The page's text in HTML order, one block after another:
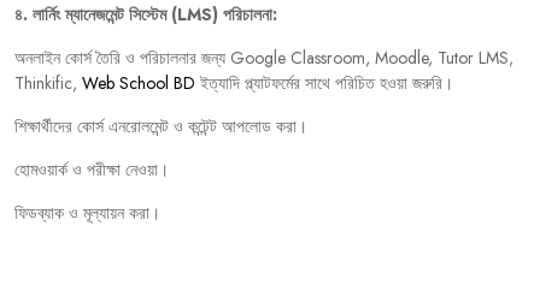
৪. লার্নিং ম্যানেজমেন্ট সিস্টেম(LMS) পরিচালনা:
অনলাইন কোর্স তৈরি ও পরিচালনার জন্য Google Classroom, Moodle, Tutor LMS,
Thinkific, Web School BD ইত্যাদি প্ল্যাটফর্মের সাথে পরিচিত হওয়া জরুরি।
শিক্ষার্থীদের কোর্স এনরোলমেন্ট ও কন্টেন্ট আপলোড করা।
হোমওয়ার্ক ও পরীক্ষা নেওয়া।
ফিডব্যাক ও মূল্যায়ন করা।